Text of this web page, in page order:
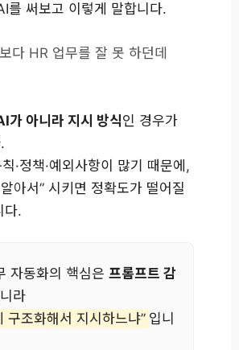
를 써보고 이렇게 말합니다.
다 HR 업무를 잘 못 하던데
가 아니라 지시 방식인 경우가
·정책·예외사항이 많기 때문에,
아서” 시키면 정확도가 떨어질
다.
자동화의 핵심은프롬프트 감
라
구조화해서 지시하느냐” 입니